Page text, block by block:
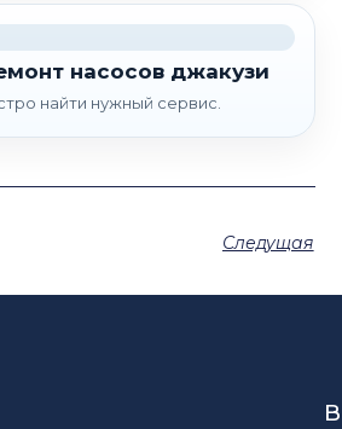
насосов джакузи
найти нужный сервис.
Следущая